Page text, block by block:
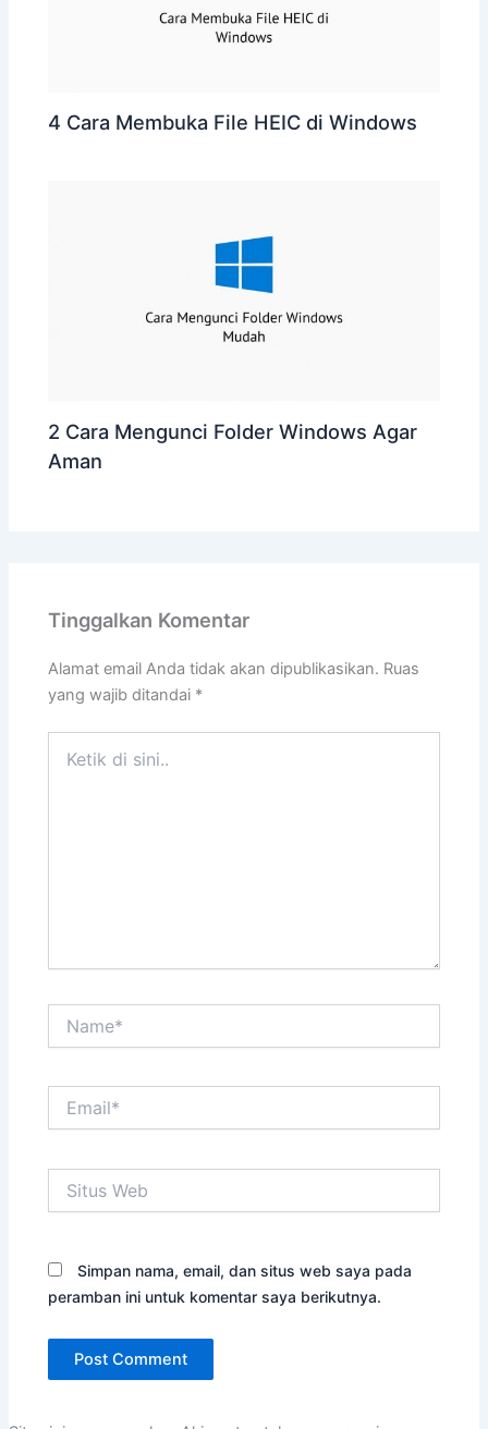
4 Cara Membuka File HEIC di Windows
2 Cara Mengunci Folder Windows Agar
Aman
Tinggalkan Komentar
Alamat email Anda tidak akan dipublikasikan. Ruas
yang wajib ditandai *
Web
Simpan nama, email, dan situs web saya pada
peramban ini untuk komentar saya berikutnya.